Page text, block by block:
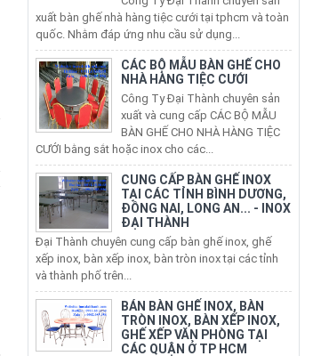
CÁC BỘ MẪU BÀN GHẾ CHO
NHÀ HÀNG TIỆC CƯỚI
Công Ty Đại Thành chuyên sản
xuất và cung cấp CÁC BỘ MẪU
BÀN GHẾ CHO NHÀ HÀNG TIỆC
CƯỚI bằng sắt hoặc inox cho các...
CUNG CẤP BÀN GHẾ INOX
TẠI CÁC TỈNH BÌNH DƯƠNG,
ĐỒNG NAI, LONG AN... - INOX
ĐẠI THÀNH
Đại Thành chuyên cung cấp bàn ghế inox, ghế
xếp inox, bàn xếp inox, bàn tròn inox tại các tỉnh
và thành phố trên...
BÁN BÀN GHẾ INOX, BÀN
TRÒN INOX, BÀN XẾP INOX,
GHẾ XẾP VĂN PHÒNG TẠI
CÁC QUẬN Ở TP HCM
Nhu Cầu sử dụng bàn ghế inox, bộ bàn tròn inox
304 cho phòng ăn gia đình, ghế xếp văn phòng tại